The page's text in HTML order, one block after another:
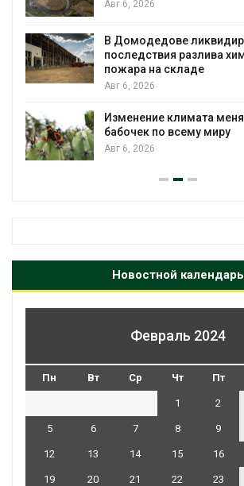
ликвидируют
разлива химикатов после
складе
климата меняет ареалы
всему миру
Новостной календарь
Февраль 2024
Пн Вт Ср Чт Пт
1 2
5 6 7 8 9
12 13 14 15 16
19 20 21 22 23